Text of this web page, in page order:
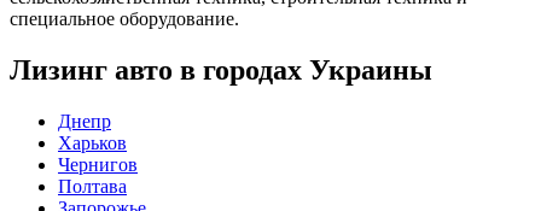
специальное оборудование.
Лизинг авто в городах Украины
Днепр
Харьков
Чернигов
Полтава